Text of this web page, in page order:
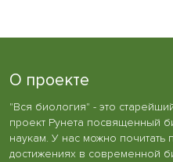
О проекте
"Вся биология" - это
проект Рунета посвященный
наукам. У нас можно почитать
достижениях в современной